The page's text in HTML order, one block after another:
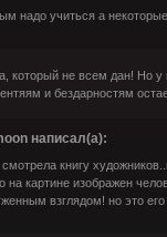
надо учиться а
который не всем дан! Но
и бездарностям
написал(а):
смотрела книгу
на картине изображен
взглядом! но это